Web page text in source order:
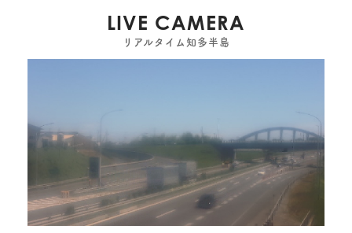
LIVE CAMERA
リアルタイム知多半島